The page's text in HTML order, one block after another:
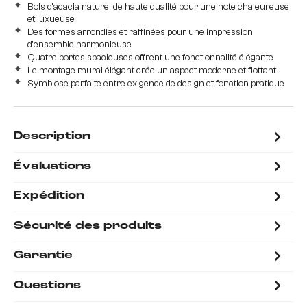
Bois d'acacia naturel de haute qualité pour une note chaleureuse
et luxueuse
Des formes arrondies et raffinées pour une impression
d'ensemble harmonieuse
Quatre portes spacieuses offrent une fonctionnalité élégante
Le montage mural élégant crée un aspect moderne et flottant
Symbiose parfaite entre exigence de design et fonction pratique
Description
Évaluations
Expédition
Sécurité des produits
Garantie
Questions